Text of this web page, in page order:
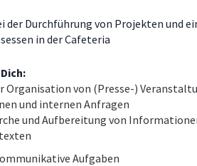
der Durchführung von Projekten und
in der Cafeteria
Organisation von (Presse-)
und internen Anfragen
und Aufbereitung von
Aufgaben